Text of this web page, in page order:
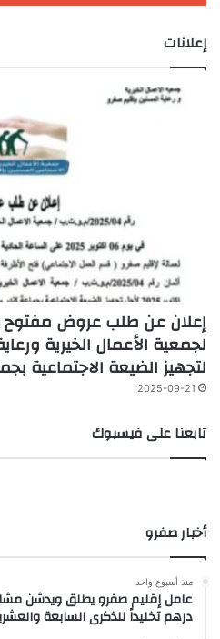
إعلانات
لجمعية الأعمال الخيرية
لتجهيز الضيعة الاجتماعية
2025-09-21
تابعنا على فيسبوك
أخبار صفرو
منذ أسبوع واحد
درهم تخليداً للذكرى السابعة